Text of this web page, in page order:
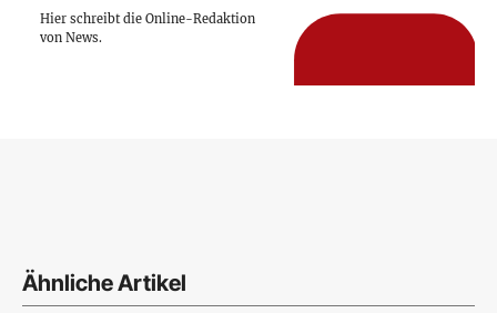
Hier schreibt die Online-Redaktion
von News.
Ähnliche Artikel